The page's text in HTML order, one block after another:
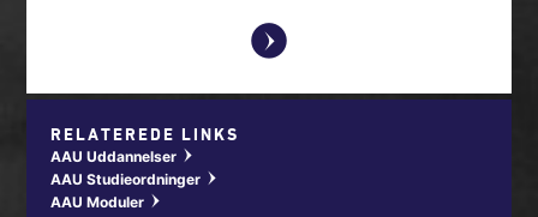
y
RELATEREDE LINKS
AAU Uddannelser w
AAU Studieordninger w
AAU Moduler w